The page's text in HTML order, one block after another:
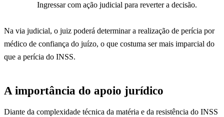
Ingressar com ação judicial para reverter a decisão.
Na via judicial, o juiz poderá determinar a realização de perícia por
médico de confiança do juízo, o que costuma ser mais imparcial do
que a perícia do INSS.
A importância do apoio jurídico
Diante da complexidade técnica da matéria e da resistência do INSS